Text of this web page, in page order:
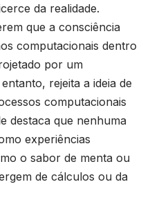
da realidade.
que a consciência
computacionais dentro
por um
rejeita a ideia de
computacionais
destaca que nenhuma
experiências
o sabor de menta ou
de cálculos ou da